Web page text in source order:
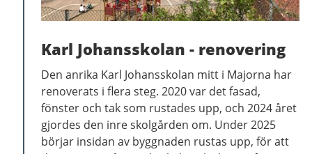
Karl Johansskolan - renovering
Den anrika Karl Johansskolan mitt i Majorna har
renoverats i flera steg. 2020 var det fasad,
fönster och tak som rustades upp, och 2024 året
gjordes den inre skolgården om. Under 2025
börjar insidan av byggnaden rustas upp, för att